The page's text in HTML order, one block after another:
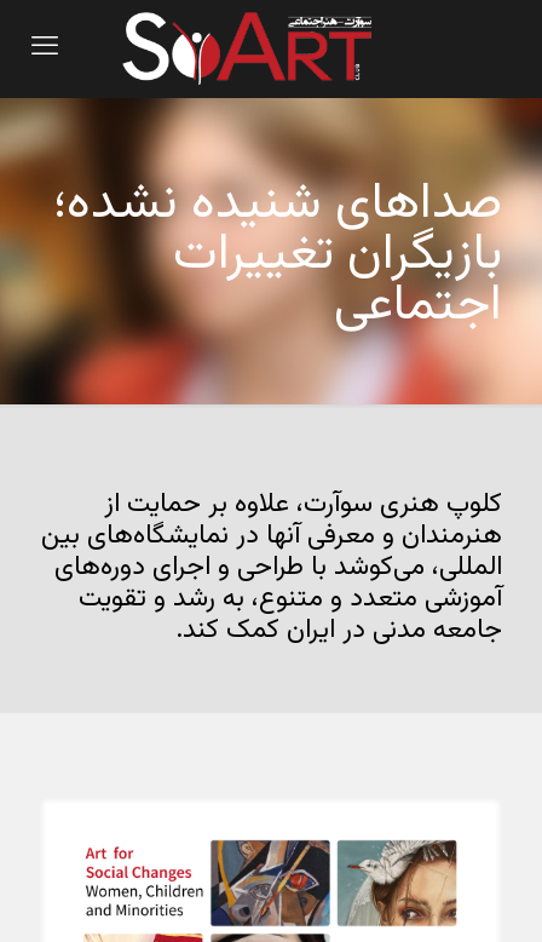
صداهای شنیده نشده؛
بازیگران تغییرات
اجتماعی
کلوپ هنری سوآرت، علاوه بر حمایت از
هنرمندان و معرفی آنها در نمایشگاه‌های بین
المللی، می‌کوشد با طراحی و اجرای دوره‌های
آموزشی متعدد و متنوع، به رشد و تقویت
جامعه مدنی در ایران کمک کند.